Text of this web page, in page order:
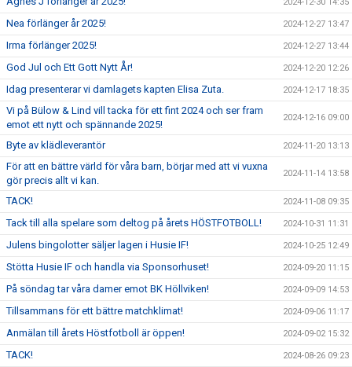
Nea förlänger år 2025! 2024-12-27 13:47
Irma förlänger 2025! 2024-12-27 13:44
God Jul och Ett Gott Nytt År! 2024-12-20 12:26
Idag presenterar vi damlagets kapten Elisa Zuta. 2024-12-17 18:35
Vi på Bülow & Lind vill tacka för ett fint 2024 och ser fram
emot ett nytt och spännande 2025!
2024-12-16 09:00
Byte av klädleverantör 2024-11-20 13:13
För att en bättre värld för våra barn, börjar med att vi vuxna
gör precis allt vi kan.
2024-11-14 13:58
TACK! 2024-11-08 09:35
Tack till alla spelare som deltog på årets HÖSTFOTBOLL! 2024-10-31 11:31
Julens bingolotter säljer lagen i Husie IF! 2024-10-25 12:49
Stötta Husie IF och handla via Sponsorhuset! 2024-09-20 11:15
På söndag tar våra damer emot BK Höllviken! 2024-09-09 14:53
Tillsammans för ett bättre matchklimat! 2024-09-06 11:17
Anmälan till årets Höstfotboll är öppen! 2024-09-02 15:32
TACK! 2024-08-26 09:23